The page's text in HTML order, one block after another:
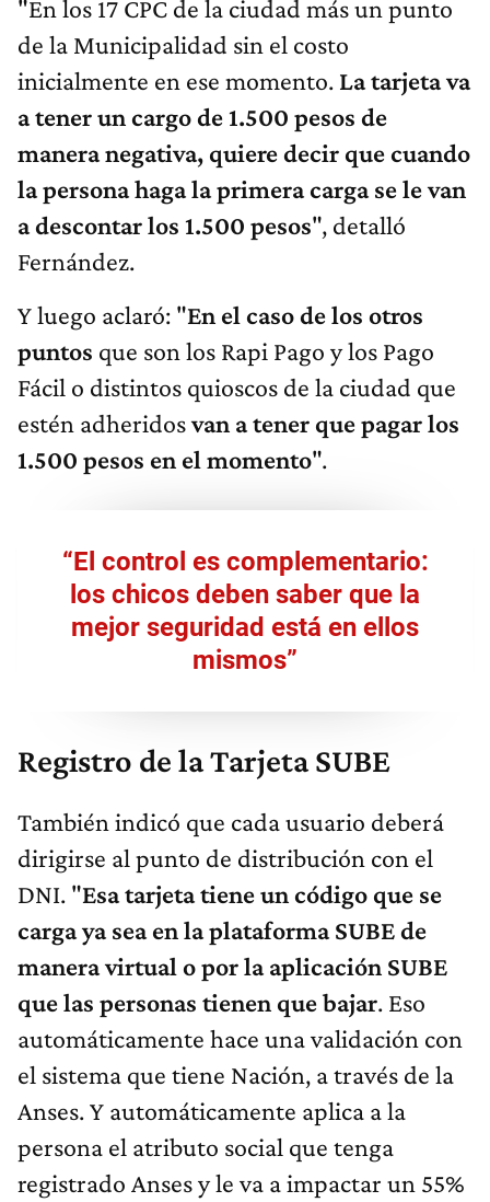
"En los 17 CPC de la ciudad más un punto
de la Municipalidad sin el costo
inicialmente en ese momento. La tarjeta va
a tener un cargo de 1.500 pesos de
manera negativa, quiere decir que cuando
la persona haga la primera carga se le van
a descontar los 1.500 pesos", detalló
Fernández.
Y luego aclaró: "En el caso de los otros
puntos que son los Rapi Pago y los Pago
Fácil o distintos quioscos de la ciudad que
estén adheridosvan a tener que pagar los
1.500 pesos en el momento".
“El control es complementario:
los chicos deben saber que la
mejor seguridad está en ellos
mismos”
Registro de la Tarjeta SUBE
También indicó que cada usuario deberá
dirigirse al punto de distribución con el
DNI. "Esa tarjeta tiene un código que se
carga ya sea en la plataforma SUBE de
manera virtual o por la aplicación SUBE
que las personas tienen que bajar. Eso
automáticamente hace una validación con
el sistema que tiene Nación, a través de la
Anses. Y automáticamente aplica a la
persona el atributo social que tenga
registrado Anses y le va a impactar un 55%